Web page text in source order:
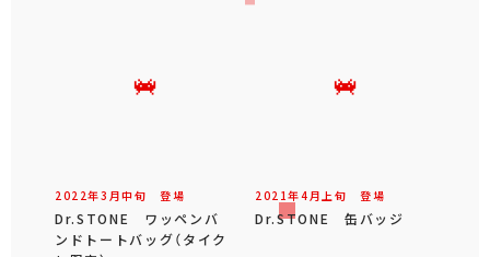
2022年3 月中旬 登場
Dr.STONE ワッペンバ
ンドトートバッグ（タイク
2021年4 月 上旬 登場
Dr.STONE 缶バッジ